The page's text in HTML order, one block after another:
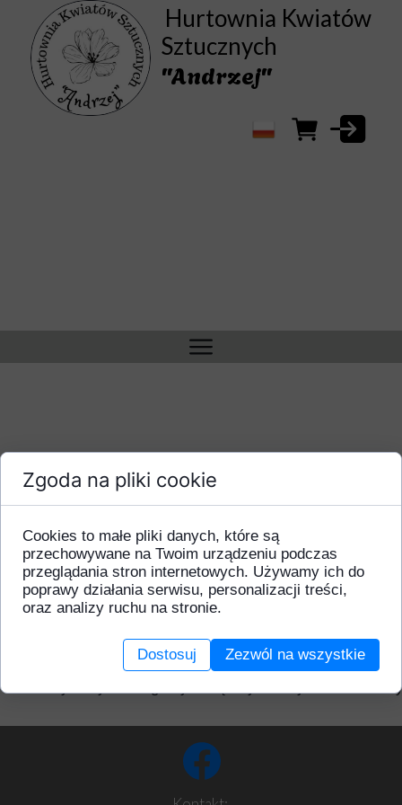
Hurtownia Kwiatów
Sztucznych
"Andrzej"
Dodatkowe informacje o produkcie
W tej sekcji warto umieścić istotne informacje, takie
gwarancji, zalecenia dotyczące montażu/montażu,
certyfikaty lub nagrody. Dzięki tym danym klienci
Zgoda na pliki cookie
Cookies to małe pliki danych, które są
przechowywane na Twoim urządzeniu podczas
przeglądania stron internetowych. Używamy ich do
poprawy działania serwisu, personalizacji treści,
oraz analizy ruchu na stronie.
Dostosuj Zezwól na wszystkie